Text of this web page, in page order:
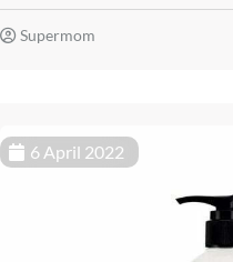
Supermom
6 April 2022